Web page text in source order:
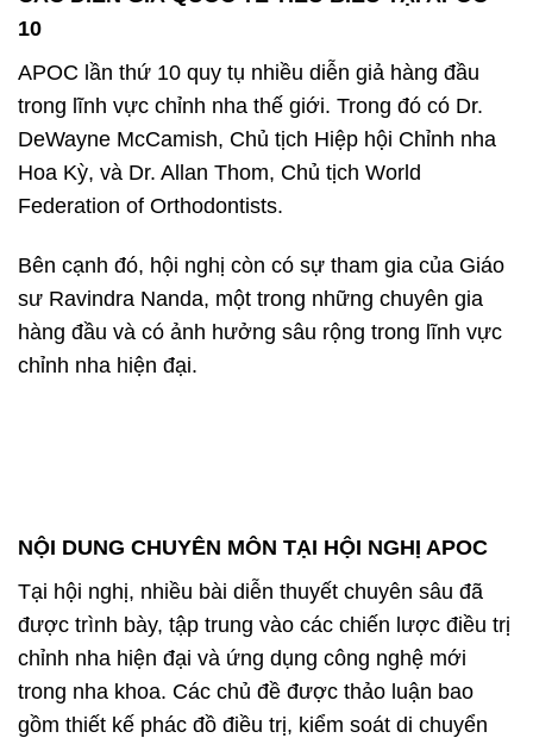
10
APOC lần thứ 10 quy tụ nhiều diễn giả hàng đầu
trong lĩnh vực chỉnh nha thế giới. Trong đó có Dr.
DeWayne McCamish, Chủ tịch Hiệp hội Chỉnh nha
Hoa Kỳ, và Dr. Allan Thom, Chủ tịch World
Federation of Orthodontists.
Bên cạnh đó, hội nghị còn có sự tham gia của Giáo
sư Ravindra Nanda, một trong những chuyên gia
hàng đầu và có ảnh hưởng sâu rộng trong lĩnh vực
chỉnh nha hiện đại.
NỘI DUNG CHUYÊN MÔN TẠI HỘI NGHỊ APOC
Tại hội nghị, nhiều bài diễn thuyết chuyên sâu đã
được trình bày, tập trung vào các chiến lược điều trị
chỉnh nha hiện đại và ứng dụng công nghệ mới
trong nha khoa. Các chủ đề được thảo luận bao
gồm thiết kế phác đồ điều trị, kiểm soát di chuyển